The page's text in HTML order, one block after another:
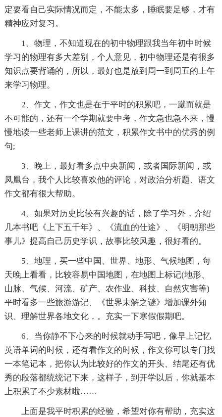
定要看自己实际情况而定，不能太多，睡眠要足够，才有
精神应对复习。
1、物理，不知道现在的初中物理跟我当年初中时候
学习的物理有多大差别，个人意见，初中物理还是有很多
知识点要背诵的，所以，最好也是放到周一到周五的上午
来学习物理。
2、作文，作文也是在于平时的积累吧，一蹴而就是
不可能的，还有一个学期就要中考，作文急也急不来，慢
慢地读一些老师上课讲的范文，积累作文书中的优秀的例
句;
3、晚上，最好看多点中央新闻，或者国际新闻，或
凤凰台，我个人比较喜欢他的评论，对政治分析题、语文
作文都有很大帮助。
4、如果对历史比较有兴趣的话，除了学习外，介绍
几本书吧《上下五千年》、《流血的仕途》、《明朝那些
事儿》提高自己历史学识，故事比较风趣，很好看的。
5、地理，买一些中国、世界、地形、气候地图，每
天晚上看看，比较容易中国地图，在地图上标记(地形、
山脉、气候、河流、矿产、农作业、科技、自然灾害等)
平时看多一些旅游游记、《世界未解之谜》增加课外知
识、理解世界各地文化，。充实一下寒假假期吧。
6、当你静不下心来的时候就动手写吧，像早上记忆
英语单词的时候，还有看作文的时候，作文你可以专门找
一本笔记本，把你认为比较好的作文的开头、结尾还有优
秀的段落都统统记下来，这样子，到开学以后，你就基本
上积累了不少素材啦……
上面是我平时积累的经验，希望对你有帮助，充实这